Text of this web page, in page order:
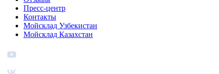
Пресс-центр
Контакты
Мойсклад Узбекистан
Мойсклад Казахстан